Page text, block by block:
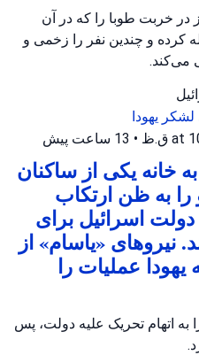
در خربت طوبا را که در آن
کرده و چندین نفر را زخمی و
می‌کند.
لشکر یهودا
• 13 ساعت پیش
خانه یکی از ساکنان
را به ظن ارتکاب
اسرائیل برای
نیروهای «یاسام» از
عملیات را
به اتهام تحریک علیه دولت، پس